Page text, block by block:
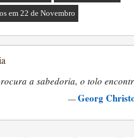
em 22 de Novembro
a sabedoria, o tolo
—Georg